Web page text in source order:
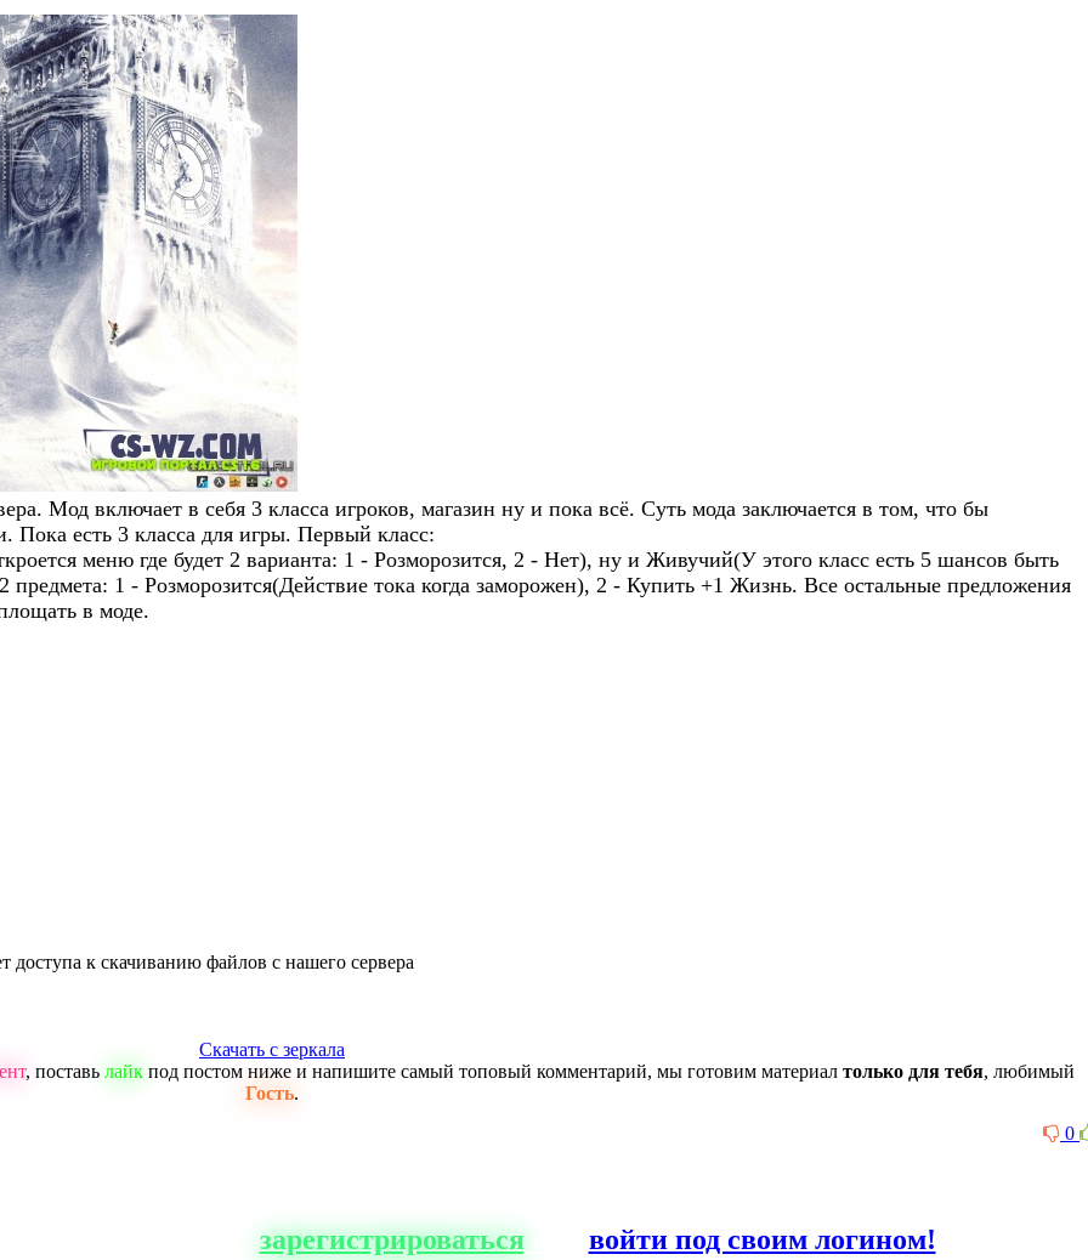
Мод включает в себя 3 класса игроков, магазин ну и пока всё. Суть мода заключается в том, что бы
Пока есть 3 класса для игры. Первый класс:
меню где будет 2 варианта: 1 - Розморозится, 2 - Нет), ну и Живучий(У этого класс есть 5 шансов быть
1 - Розморозится(Действие тока когда заморожен), 2 - Купить +1 Жизнь. Все остальные предложения
в моде.
доступа к скачиванию файлов с нашего сервера
Скачать с зеркала
, поставь лайкпод постом ниже и напишите самый топовый комментарий, мы готовим материал только для тебя, любимый
Гость.
0
сайта, вам нужно зарегистрироватьсяили войти под своим логином!